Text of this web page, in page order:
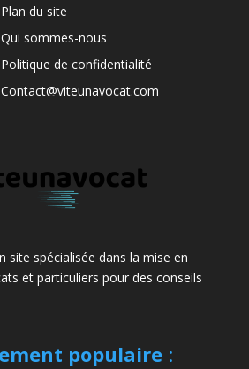
Plan du site
Qui sommes-nous
Politique de confidentialité
Contact@viteunavocat.com
site spécialisée dans la mise en
et particuliers pour des conseils
populaire: